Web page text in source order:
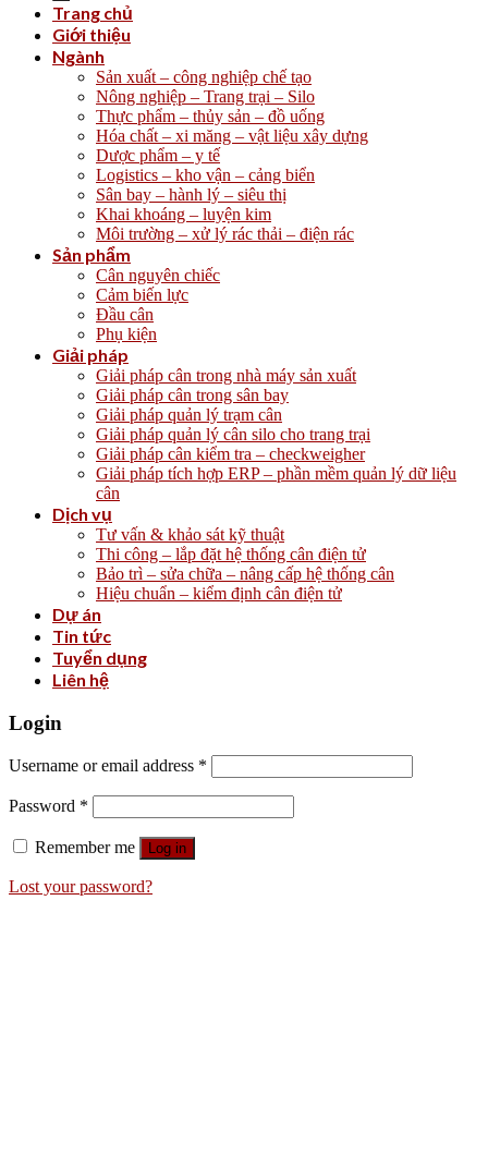
Trang chủ
Giới thiệu
Ngành
Sản xuất – công nghiệp chế tạo
Nông nghiệp – Trang trại – Silo
Thực phẩm – thủy sản – đồ uống
Hóa chất – xi măng – vật liệu xây dựng
Dược phẩm – y tế
Logistics – kho vận – cảng biển
Sân bay – hành lý – siêu thị
Khai khoáng – luyện kim
Môi trường – xử lý rác thải – điện rác
Sản phẩm
Cân nguyên chiếc
Cảm biến lực
Đầu cân
Phụ kiện
Giải pháp
Giải pháp cân trong nhà máy sản xuất
Giải pháp cân trong sân bay
Giải pháp quản lý trạm cân
Giải pháp quản lý cân silo cho trang trại
Giải pháp cân kiểm tra – checkweigher
Giải pháp tích hợp ERP – phần mềm quản lý dữ liệu
cân
Dịch vụ
Tư vấn & khảo sát kỹ thuật
Thi công – lắp đặt hệ thống cân điện tử
Bảo trì – sửa chữa – nâng cấp hệ thống cân
Hiệu chuẩn – kiểm định cân điện tử
Dự án
Tin tức
Tuyển dụng
Liên hệ
Login
Username or email address *
Password *
Remember me Log in
Lost your password?